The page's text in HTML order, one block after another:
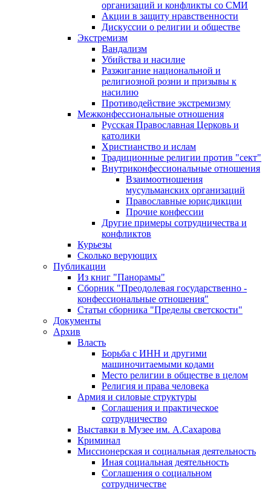
организаций и конфликты со СМИ
Акции в защиту нравственности
Дискуссии о религии и обществе
Экстремизм
Вандализм
Убийства и насилие
Разжигание национальной и
религиозной розни и призывы к
насилию
Противодействие экстремизму
Межконфессиональные отношения
Русская Православная Церковь и
католики
Христианство и ислам
Традиционные религии против "сект"
Внутриконфессиональные отношения
Взаимоотношения
мусульманских организаций
Православные юрисдикции
Прочие конфессии
Другие примеры сотрудничества и
конфликтов
Курьезы
Сколько верующих
Публикации
Из книг "Панорамы"
Сборник "Преодолевая государственно -
конфессиональные отношения"
Статьи сборника "Пределы светскости"
Документы
Архив
Власть
Борьба с ИНН и другими
машиночитаемыми кодами
Место религии в обществе в целом
Религия и права человека
Армия и силовые структуры
Соглашения и практическое
сотрудничество
Выставки в Музее им. А.Сахарова
Криминал
Миссионерская и социальная деятельность
Иная социальная деятельность
Соглашения о социальном
сотрудничестве